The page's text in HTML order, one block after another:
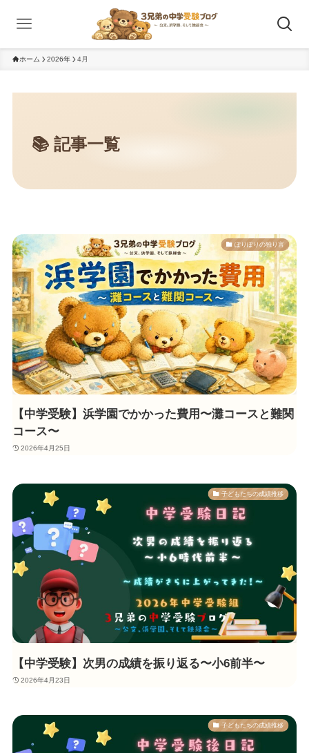
ホーム 2026年 4月
ぽりぽりの独り言
【中学受験】浜学園でかかった費用〜灘コースと難関
コース〜
2026年4月25日
子どもたちの成績推移
【中学受験】次男の成績を振り返る〜小6前半〜
2026年4月23日
子どもたちの成績推移